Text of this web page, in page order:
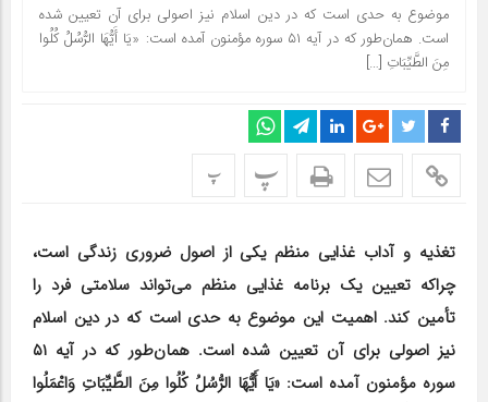
موضوع به حدی است که در دین اسلام نیز اصولی برای آن تعیین شده
است. همان‌طور که در آیه ۵۱ سوره مؤمنون آمده است: «یَا أَیُّهَا الرُّسُلُ کُلُوا
مِنَ الطَّیِّبَاتِ […]
پ پ
تغذیه و آداب غذایی منظم یکی از اصول ضروری زندگی است،
چراکه تعیین یک برنامه غذایی منظم می‌تواند سلامتی فرد را
تأمین کند. اهمیت این موضوع به حدی است که در دین اسلام
نیز اصولی برای آن تعیین شده است. همان‌طور که در آیه ۵۱
سوره مؤمنون آمده است: «یَا أَیُّهَا الرُّسُلُ کُلُوا مِنَ الطَّیِّبَاتِ وَاعْمَلُوا